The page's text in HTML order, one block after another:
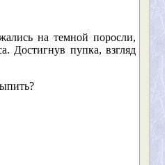
на темной поросли,
Достигнув пупка, взгляд